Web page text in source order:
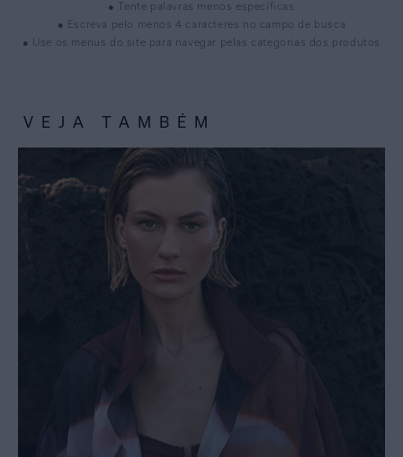
● Tente palavras menos específicas
● Escreva pelo menos 4 caracteres no campo de busca
● Use os menus do site para navegar pelas categorias dos produtos
VEJA TAMBÉM